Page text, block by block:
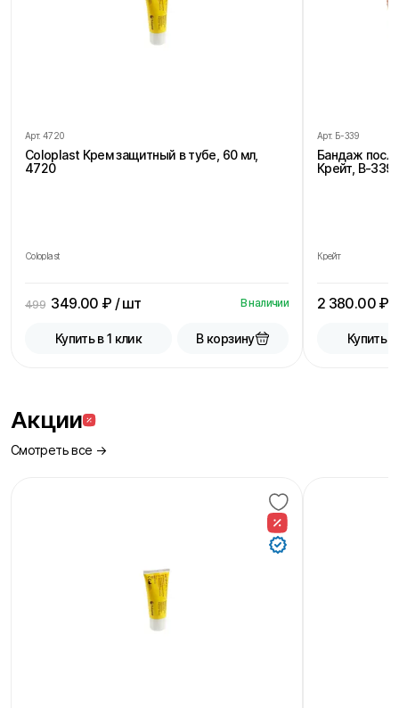
Арт. 4720
Coloplast Крем защитный в тубе, 60 мл,
4720
Coloplast
499 349.00 ₽ / шт В наличии
Купить в 1 клик В корзину
Арт. Б-339
Бандаж
Крейт, В-
Крейт
2 380.00₽ /
Купить в
Акции
Смотреть все →